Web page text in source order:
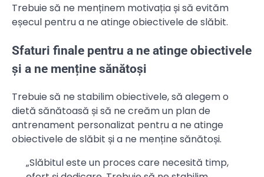
Trebuie să ne menținem motivația și să evităm
eșecul pentru a ne atinge obiectivele de slăbit.
Sfaturi finale pentru a ne atinge obiectivele
și a ne menține sănătoși
Trebuie să ne stabilim obiectivele, să alegem o
dietă sănătoasă și să ne creăm un plan de
antrenament personalizat pentru a ne atinge
obiectivele de slăbit și a ne menține sănătoși.
„Slăbitul este un proces care necesită timp,